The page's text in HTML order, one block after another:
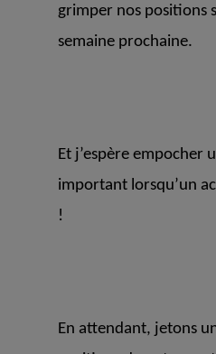
grimper nos positions
semaine prochaine.
Et j’espère empocher
important lorsqu’un
!
En attendant, jetons